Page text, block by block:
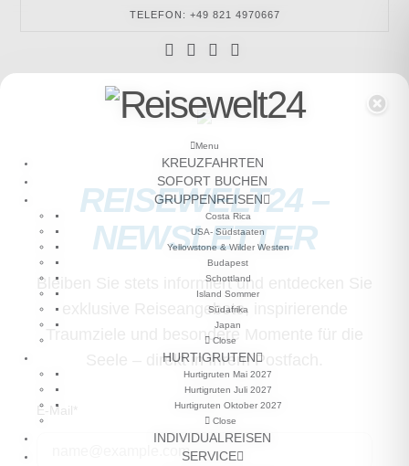
REISEWELT24 –
NEWSLETTER
Bleiben Sie stets informiert und entdecken Sie
exklusive Reiseangebote, inspirierende
Traumziele und besondere Momente für die
Seele – direkt in Ihrem Postfach.
E-Mail*
TELEFON: +49 821 4970667
Facebook
YouTube
Instagram
Tumblr
Menu
KREUZFAHRTEN
SOFORT BUCHEN
GRUPPENREISEN
Costa Rica
USA- Südstaaten
Yellowstone & Wilder Westen
Budapest
Schottland
Island Sommer
Südafrika
Japan
Close
HURTIGRUTEN
Hurtigruten Mai 2027
Hurtigruten Juli 2027
Hurtigruten Oktober 2027
Close
INDIVIDUALREISEN
SERVICE